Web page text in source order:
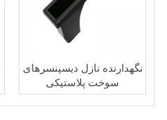
نگهدارنده نازل دیسپنسرهای
سوخت پلاستیکی